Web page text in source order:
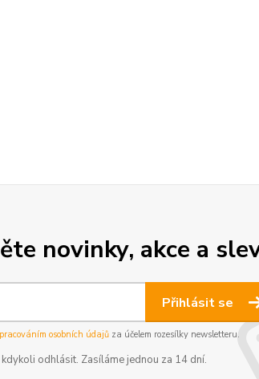
novinky, akce a
Přihlásit se
osobních údajůza účelem rozesílky newsletteru.
kdykoli odhlásit. Zasíláme jednou za 14 dní.